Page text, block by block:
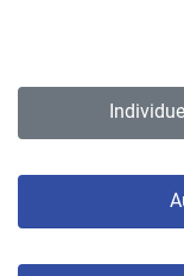
Erklärung zur